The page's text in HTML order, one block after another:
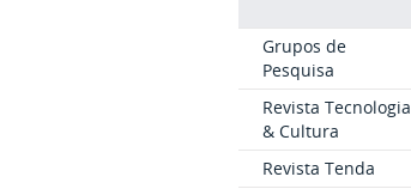
Grupos de
Pesquisa
Revista Tecnologia
& Cultura
Revista Tenda